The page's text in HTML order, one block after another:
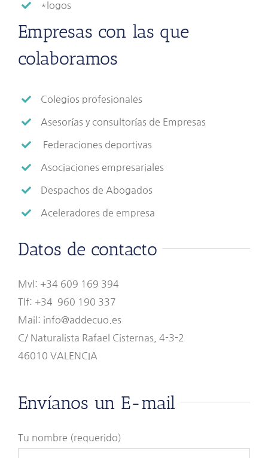
*logos
Empresas con las que
colaboramos
Colegios profesionales
Asesorías y consultorías de Empresas
Federaciones deportivas
Asociaciones empresariales
Despachos de Abogados
Aceleradores de empresa
Datos de contacto
Mvl: +34 609 169 394
Tlf: +34 960 190 337
Mail: info@addecuo.es
C/ Naturalista Rafael Cisternas, 4-3-2
46010 VALENCIA
Envíanos un E-mail
Tu nombre (requerido)